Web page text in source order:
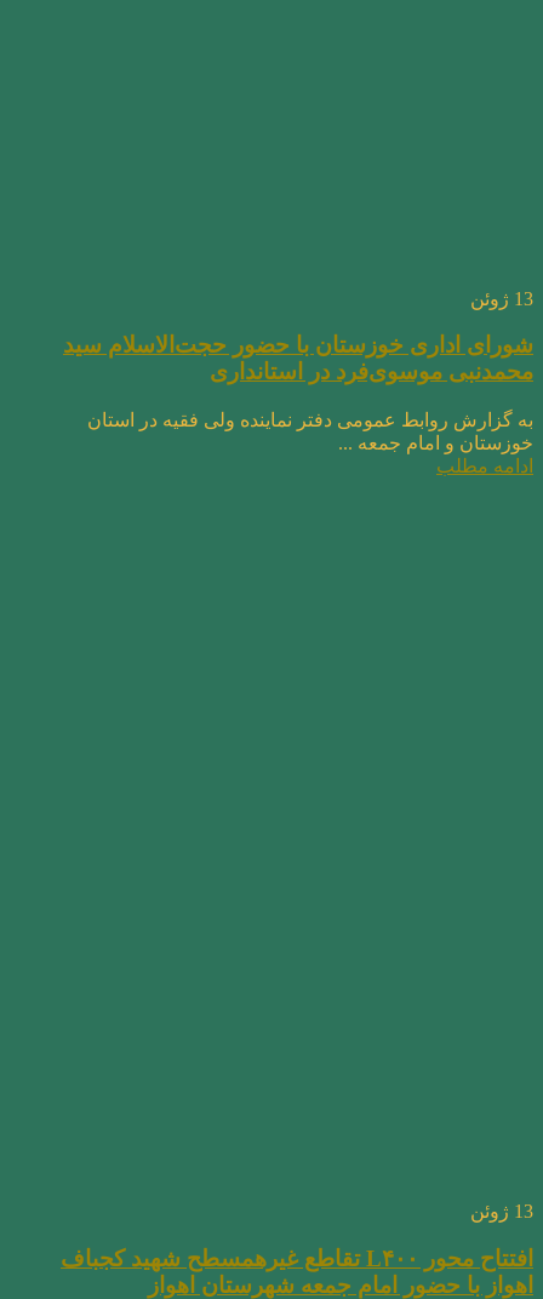
13 ژوئن
شورای اداری خوزستان با حضور حجت‌الاسلام سید
محمدنبی موسوی‌فرد در استانداری
به گزارش روابط عمومی دفتر نماینده ولی فقیه در استان
خوزستان و امام جمعه ...
ادامه مطلب
13 ژوئن
افتتاح محور L۴۰۰ تقاطع غیرهمسطح شهید کجباف
اهواز با حضور امام جمعه شهرستان اهواز